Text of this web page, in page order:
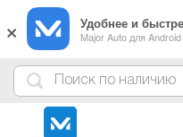
4
1
3
2
× Удобнее и
Major Auto для Android